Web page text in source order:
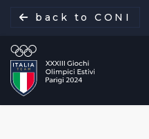
back to CONI